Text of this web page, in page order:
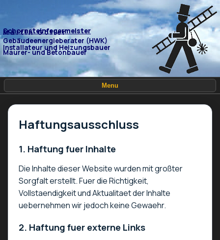
M a r t i n G ö l l e r
Schornsteinfegermeister
Gebäudeenergieberater (HWK)
Installateur und Heizungsbauer
Maurer- und Betonbauer
Menu
Haftungsausschluss
1. Haftung fuer Inhalte
Die Inhalte dieser Website wurden mit großter
Sorgfalt erstellt. Fuer die Richtigkeit,
Vollstaendigkeit und Aktualitaet der Inhalte
uebernehmen wir jedoch keine Gewaehr.
2. Haftung fuer externe Links